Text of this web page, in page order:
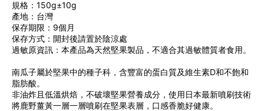
規格：150g±10g
產地：台灣
保存期限：9個月
保存方式：開封後請置於陰涼處
過敏原資訊：本產品為天然堅果製品，不適合其過敏體質者食用。
南瓜子屬於堅果中的種子科，含豐富的蛋白質及維生素D和不飽和
脂肪酸。
非油炸且低溫烘焙，不破壞堅果營養成分，使用日本最新噴刷技術
將鹿野薑黃一層一層噴刷在堅果表層，口感香脆好健康。